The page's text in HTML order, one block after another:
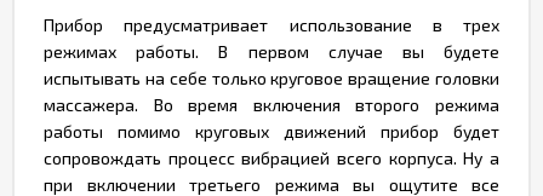
Прибор предусматривает использование в трех
режимах работы. В первом случае вы будете
испытывать на себе только круговое вращение головки
массажера. Во время включения второго режима
работы помимо круговых движений прибор будет
сопровождать процесс вибрацией всего корпуса. Ну а
при включении третьего режима вы ощутите все